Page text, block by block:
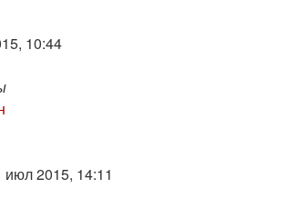
10:44
июл 2015, 14:11